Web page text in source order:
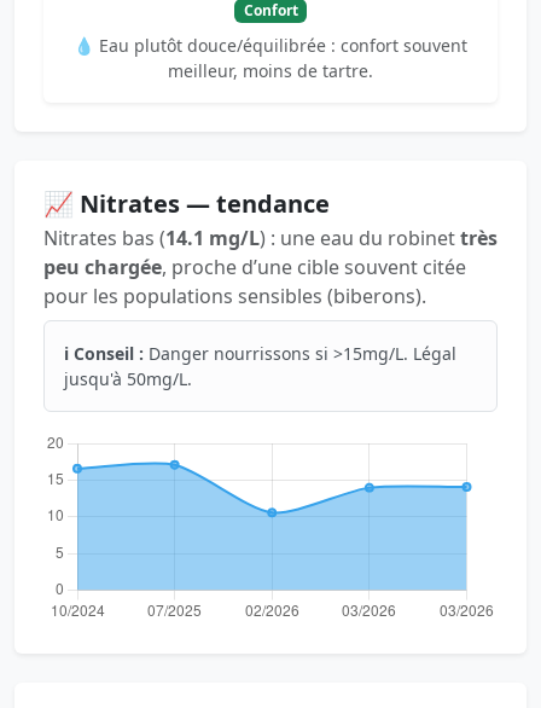
Confort
💧 Eau plutôt douce/équilibrée : confort souvent
meilleur, moins de tartre.
📈 Nitrates — tendance
Nitrates bas (14.1 mg/L) : une eau du robinettrès
peu chargée, proche d’une cible souvent citée
pour les populations sensibles (biberons).
ℹ️ Conseil : Danger nourrissons si >15mg/L. Légal
jusqu'à 50mg/L.